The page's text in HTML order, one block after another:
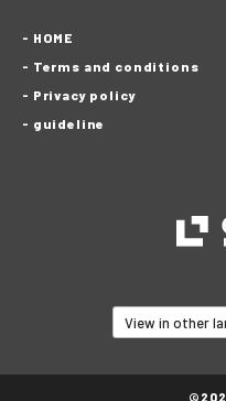
HOME
Terms and conditions
Privacy policy
guideline